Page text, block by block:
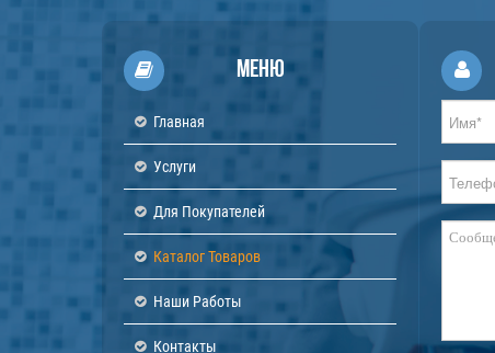
Меню
Главная
Услуги
Для Покупателей
Каталог Товаров
Наши Работы
Контакты